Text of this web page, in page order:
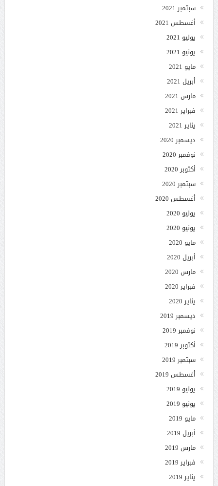
سبتمبر 2021
أغسطس 2021
يوليو 2021
يونيو 2021
مايو 2021
أبريل 2021
مارس 2021
فبراير 2021
يناير 2021
ديسمبر 2020
نوفمبر 2020
أكتوبر 2020
سبتمبر 2020
أغسطس 2020
يوليو 2020
يونيو 2020
مايو 2020
أبريل 2020
مارس 2020
فبراير 2020
يناير 2020
ديسمبر 2019
نوفمبر 2019
أكتوبر 2019
سبتمبر 2019
أغسطس 2019
يوليو 2019
يونيو 2019
مايو 2019
أبريل 2019
مارس 2019
فبراير 2019
يناير 2019